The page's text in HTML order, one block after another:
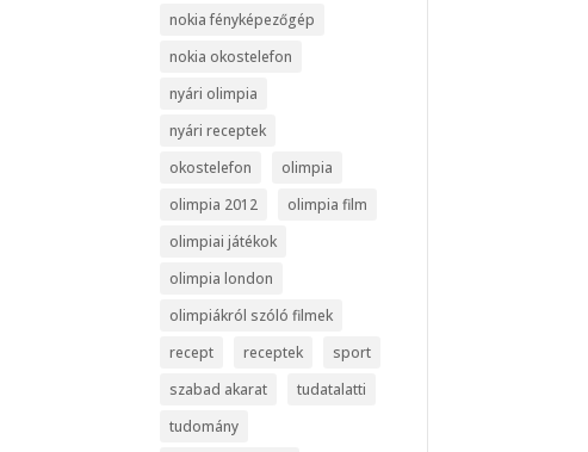
nokia fényképezőgép
nokia okostelefon
nyári olimpia
nyári receptek
okostelefon
olimpia
olimpia 2012
olimpia film
olimpiai játékok
olimpia london
olimpiákról szóló filmek
recept
receptek
sport
szabad akarat
tudatalatti
tudomány